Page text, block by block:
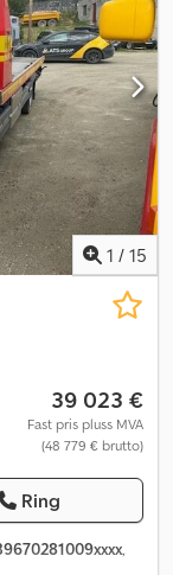
1 / 15
39 023 €
Fast pris pluss MVA
(48 779 € brutto)
Ring
,